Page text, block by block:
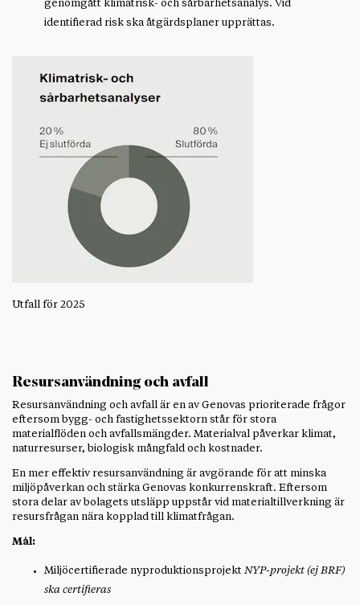
genomgått klimatrisk- och sårbarhetsanalys. Vid
identifierad risk ska åtgärdsplaner upprättas.
Utfall för 2025
Resursanvändning och avfall
Resursanvändning och avfall är en av Genovas prioriterade frågor
eftersom bygg- och fastighetssektorn står för stora
materialflöden och avfallsmängder. Materialval påverkar klimat,
naturresurser, biologisk mångfald och kostnader.
En mer effektiv resursanvändning är avgörande för att minska
miljöpåverkan och stärka Genovas konkurrenskraft. Eftersom
stora delar av bolagets utsläpp uppstår vid materialtillverkning är
resursfrågan nära kopplad till klimatfrågan.
Mål:
Miljöcertifierade nyproduktionsprojekt NYP-projekt (ej BRF)
ska certifieras